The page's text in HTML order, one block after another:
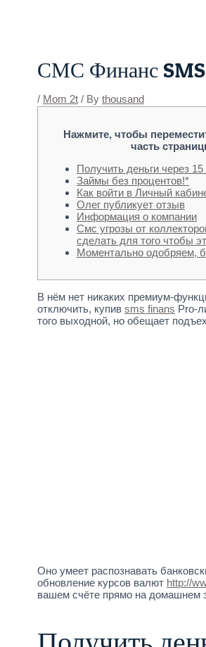
СМС Финанс
/ Mom 2t / By thousand
Нажмите, чтобы
часть
Получить деньги через 15
Займы без процентов!*
Как войти в Личный
Олег публикует отзыв
Информация о компании
Смс угрозы от
сделать для того чтобы
Моментально одобряем,
В нём нет никаких премиум-
отключить, купив sms finans Pro-
того выходной, но обещает
Оно умеет распознавать
обновление курсов валют http://
вашем счёте прямо на домашнем